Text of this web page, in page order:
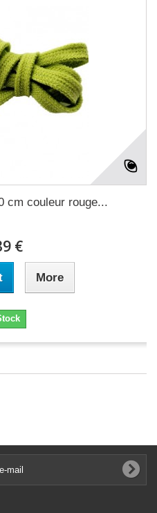
cm couleur rouge...
€
More